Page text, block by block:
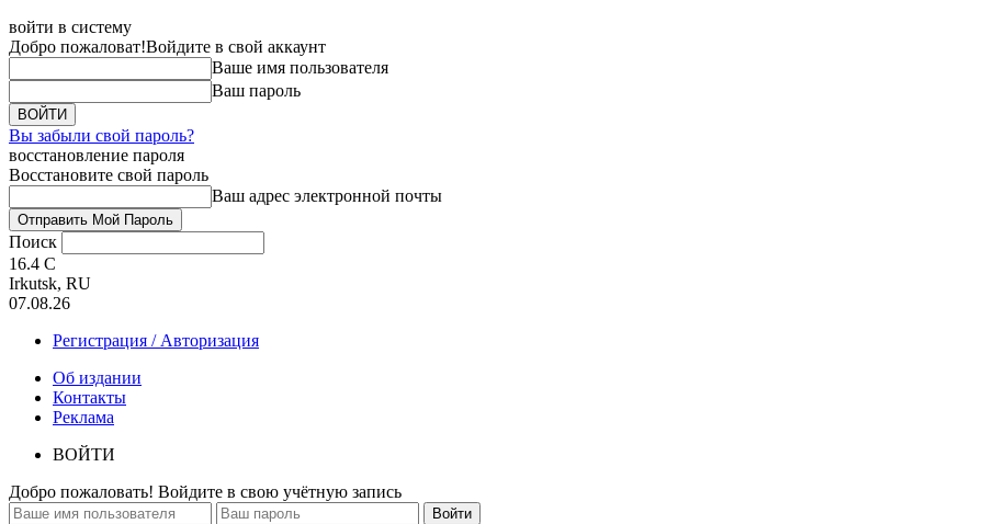
войти в систему
Добро пожаловат!Войдите в свой аккаунт
Ваше имя пользователя
Ваш пароль
Вы забыли свой пароль?
восстановление пароля
Восстановите свой пароль
Ваш адрес электронной почты
Поиск
16.4 C
Irkutsk, RU
07.08.26
Регистрация / Авторизация
Об издании
Контакты
Реклама
ВОЙТИ
Добро пожаловать! Войдите в свою учётную запись